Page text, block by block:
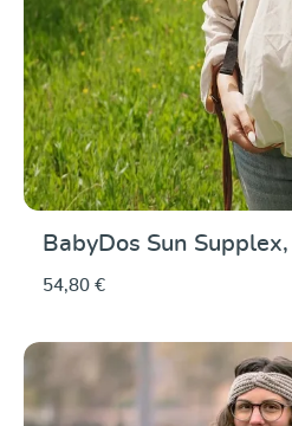
BabyDos Sun Supplex,
54,80 €